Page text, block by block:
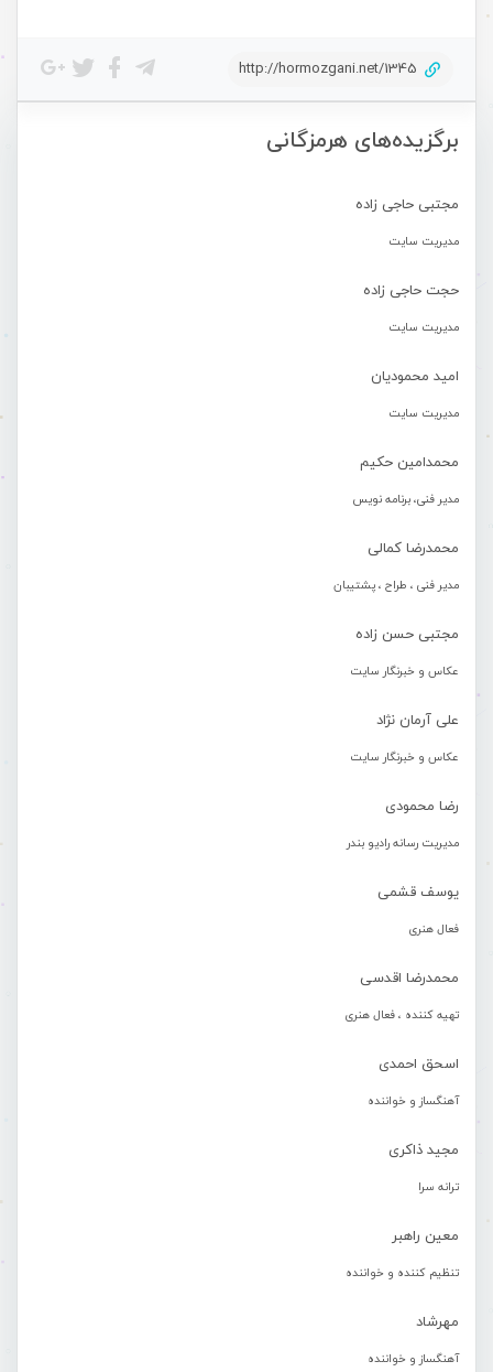
برگزیده‌های هرمزگانی
مجتبی حاجی زاده
مدیریت سایت
حجت حاجی زاده
مدیریت سایت
امید محمودیان
مدیریت سایت
محمدامین حکیم
مدیر فنی، برنامه نویس
محمدرضا کمالی
مدیر فنی ، طراح ، پشتیبان
مجتبی حسن زاده
عکاس و خبرنگار سایت
علی آرمان نژاد
عکاس و خبرنگار سایت
رضا محمودی
مدیریت رسانه رادیو بندر
یوسف قشمی
فعال هنری
محمدرضا اقدسی
تهیه کننده ، فعال هنری
اسحق احمدی
آهنگساز و خواننده
مجید ذاکری
ترانه سرا
معین راهبر
تنظیم کننده و خواننده
مهرشاد
آهنگساز و خواننده
http://hormozgani.net/1345